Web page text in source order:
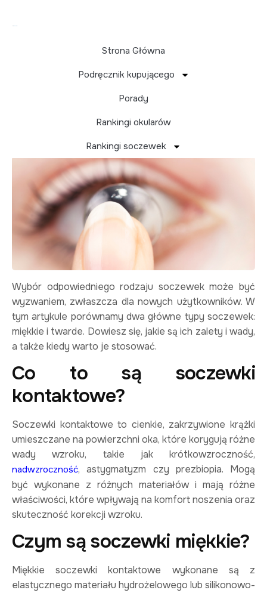
Strona Główna
Podręcznik kupującego
Porady
Rankingi okularów
Rankingi soczewek
Rodzaje soczewek –
miękkie vs twarde
Wybór odpowiedniego rodzaju soczewek może być
wyzwaniem, zwłaszcza dla nowych użytkowników. W
tym artykule porównamy dwa główne typy soczewek:
miękkie i twarde. Dowiesz się, jakie są ich zalety i wady,
a także kiedy warto je stosować.
Co to są soczewki
kontaktowe?
Soczewki kontaktowe to cienkie, zakrzywione krążki
umieszczane na powierzchni oka, które korygują różne
wady wzroku, takie jak krótkowzroczność,
nadwzroczność, astygmatyzm czy prezbiopia. Mogą
być wykonane z różnych materiałów i mają różne
właściwości, które wpływają na komfort noszenia oraz
skuteczność korekcji wzroku.
Czym są soczewki miękkie?
Miękkie soczewki kontaktowe wykonane są z
elastycznego materiału hydrożelowego lub silikonowo-